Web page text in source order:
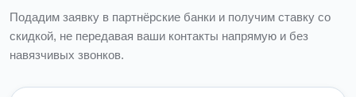
Подадим заявку в партнёрские банки и получим ставку со
скидкой, не передавая ваши контакты напрямую и без
навязчивых звонков.